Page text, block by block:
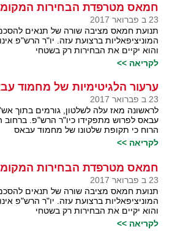
חמאס מטרפדת הבחירות
23 ב פברואר 2017
תנועת חמאס מציבה שורה של תנאים
המוניציפאליות ברצועת עזה. יו"ר הרש"פ
והוא יקיים את הבחירות רק בשטחי
לקריאה >>
ערעור הלגיטימיות של מחמוד
23 ב פברואר 2017
לראשונה מאז עלה לשלטון, גורמים בתוך
עבאס לפרוש מתפקידו כיו"ר הרש"פ. ברחוב
הרוח כי תקופת שלטונו של מחמוד עבאס
לקריאה >>
חמאס מטרפדת הבחירות
23 ב פברואר 2017
תנועת חמאס מציבה שורה של תנאים
המוניציפאליות ברצועת עזה. יו"ר הרש"פ
והוא יקיים את הבחירות רק בשטחי
לקריאה >>